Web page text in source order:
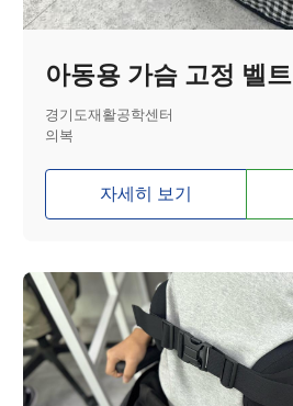
아동용 가슴 고정 벨트
경기도재활공학센터
의복
자세히 보기